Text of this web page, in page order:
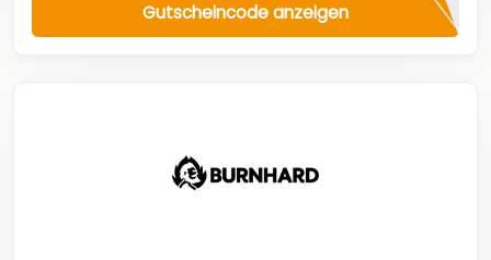
Gutscheincode anzeigen